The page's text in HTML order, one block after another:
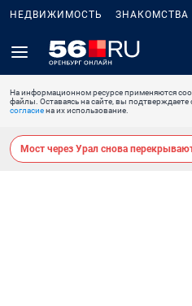
НЕДВИЖИМОСТЬ ЗНАКОМСТВА
На информационном ресурсе применяются
файлы. Оставаясь на сайте, вы подтверждаете
согласиена их использование.
Мост через Урал снова